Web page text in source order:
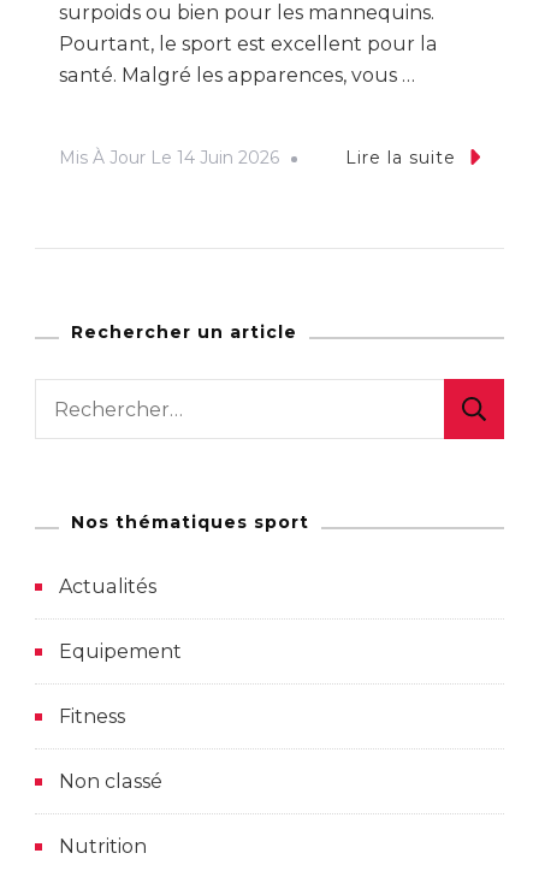
surpoids ou bien pour les mannequins.
Pourtant, le sport est excellent pour la
santé. Malgré les apparences, vous …
Mis À Jour Le 14 Juin 2026 Lire la suite
Rechercher un article
Rechercher :
Nos thématiques sport
Actualités
Equipement
Fitness
Non classé
Nutrition